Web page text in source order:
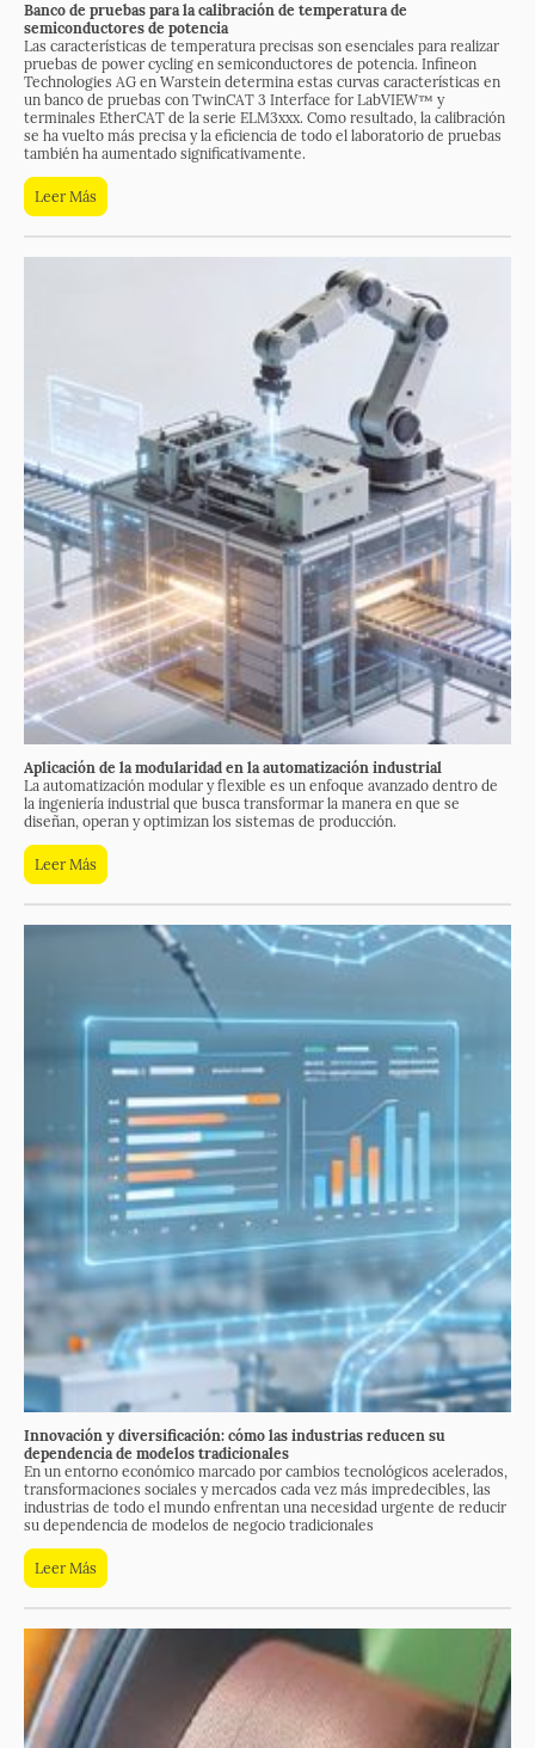
Banco de pruebas para la calibración de temperatura de
semiconductores de potencia
Las características de temperatura precisas son esenciales para realizar
pruebas de power cycling en semiconductores de potencia. Infineon
Technologies AG en Warstein determina estas curvas características en
un banco de pruebas con TwinCAT 3 Interface for LabVIEW™ y
terminales EtherCAT de la serie ELM3xxx. Como resultado, la calibración
se ha vuelto más precisa y la eficiencia de todo el laboratorio de pruebas
también ha aumentado significativamente.
Leer Más
Aplicación de la modularidad en la automatización industrial
La automatización modular y flexible es un enfoque avanzado dentro de
la ingeniería industrial que busca transformar la manera en que se
diseñan, operan y optimizan los sistemas de producción.
Leer Más
Innovación y diversificación: cómo las industrias reducen su
dependencia de modelos tradicionales
En un entorno económico marcado por cambios tecnológicos acelerados,
transformaciones sociales y mercados cada vez más impredecibles, las
industrias de todo el mundo enfrentan una necesidad urgente de reducir
su dependencia de modelos de negocio tradicionales
Leer Más